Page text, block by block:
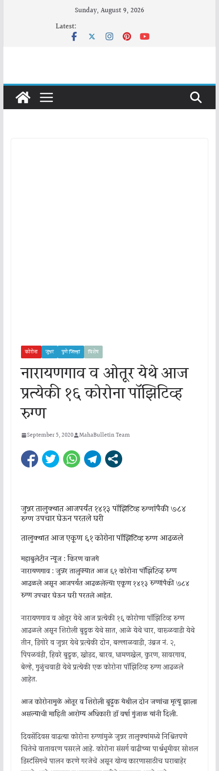
Sunday, August 9, 2026
Latest:
कोरोना जुन्नर पुणे जिल्हा विशेष
नारायणगाव व ओतूर येथे आज
प्रत्येकी १६ कोरोना पॉझिटिव्ह
रुग्ण
September 5, 2020 MahaBulletin Team
जुन्नर तालुक्यात आजपर्यंत १४१३ पॉझिटिव्ह रुग्णांपैकी ७८४
रुग्ण उपचार घेऊन परतले घरी
तालुक्यात आज एकूण ६१ कोरोना पॉझिटिव्ह रुग्ण आढळले
महाबुलेटीन न्यूज : किरण वाजगे
नारायणगाव : जुन्नर तालुक्यात आज ६१ कोरोना पॉझिटिव्ह रुग्ण
आढळले असून आजपर्यंत आढळलेल्या एकूण १४१३ रुग्णांपैकी ७८४
रुग्ण उपचार घेऊन घरी परतले आहेत.
नारायणगाव व ओतूर येथे आज प्रत्येकी १६ कोरोणा पॉझिटिव्ह रुग्ण
आढळले असून शिरोली बुद्रुक येथे सात, आळे येथे चार, वारूळवाडी येथे
तीन, डिंगोरे व जुन्नर येथे प्रत्येकी दोन, बल्लाळवाडी, उंब्रज नं. २,
पिंपळवंडी, हिवरे बुद्रुक, खोडद, बारव, धामणखेल, कुरण, सावरगाव,
बेल्हे, गुळुंचवाडी येथे प्रत्येकी एक कोरोना पॉझिटिव्ह रुग्ण आढळले
आहेत.
आज कोरोनामुळे ओतूर व शिरोली बुद्रुक येथील दोन जणांचा मृत्यू झाला
असल्याची माहिती आरोग्य अधिकारी डॉ वर्षा गुंजाळ यांनी दिली.
दिवसेंदिवस वाढत्या कोरोना रुग्णांमुळे जुन्नर तालुक्यांमध्ये निश्चितपणे
चिंतेचे वातावरण पसरले आहे. कोरोना संसर्ग वाढीच्या पार्श्वभूमीवर सोशल
डिस्टंसिंगचे पालन करणे गरजेचे असून योग्य कारणासाठीच घराबाहेर